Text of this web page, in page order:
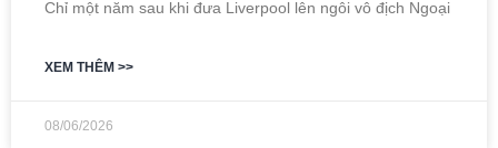
Chỉ một năm sau khi đưa Liverpool lên ngôi vô địch Ngoại
XEM THÊM >>
08/06/2026